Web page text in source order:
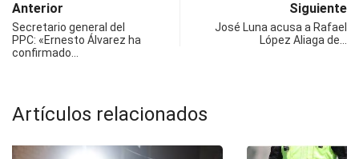
Anterior
Secretario general del
PPC: «Ernesto Álvarez ha
confirmado…
Siguiente
José Luna acusa a Rafael
López Aliaga de…
Artículos relacionados